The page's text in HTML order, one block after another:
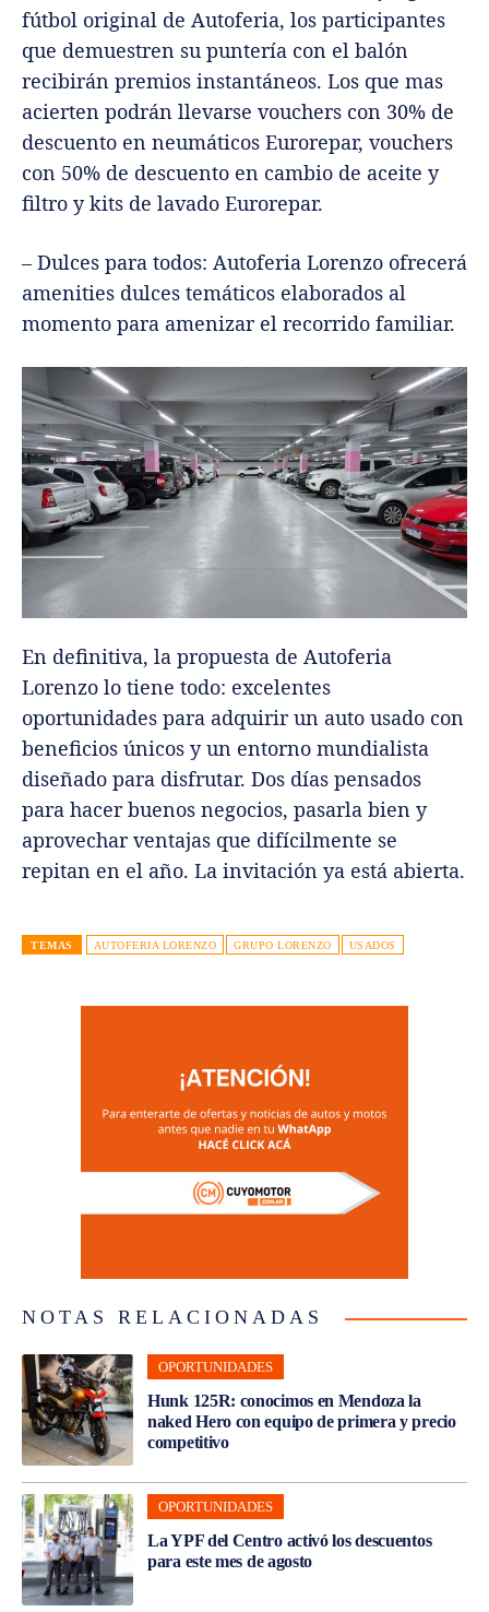
fútbol original de Autoferia, los participantes
que demuestren su puntería con el balón
recibirán premios instantáneos. Los que mas
acierten podrán llevarse vouchers con 30% de
descuento en neumáticos Eurorepar, vouchers
con 50% de descuento en cambio de aceite y
filtro y kits de lavado Eurorepar.
– Dulces para todos: Autoferia Lorenzo ofrecerá
amenities dulces temáticos elaborados al
momento para amenizar el recorrido familiar.
En definitiva, la propuesta de Autoferia
Lorenzo lo tiene todo: excelentes
oportunidades para adquirir un auto usado con
beneficios únicos y un entorno mundialista
diseñado para disfrutar. Dos días pensados
para hacer buenos negocios, pasarla bien y
aprovechar ventajas que difícilmente se
repitan en el año. La invitación ya está abierta.
TEMAS AUTOFERIA LORENZO GRUPO LORENZO USADOS
NOTAS RELACIONADAS
OPORTUNIDADES
Hunk 125R: conocimos en Mendoza la
naked Hero con equipo de primera y precio
competitivo
OPORTUNIDADES
La YPF del Centro activó los descuentos
para este mes de agosto